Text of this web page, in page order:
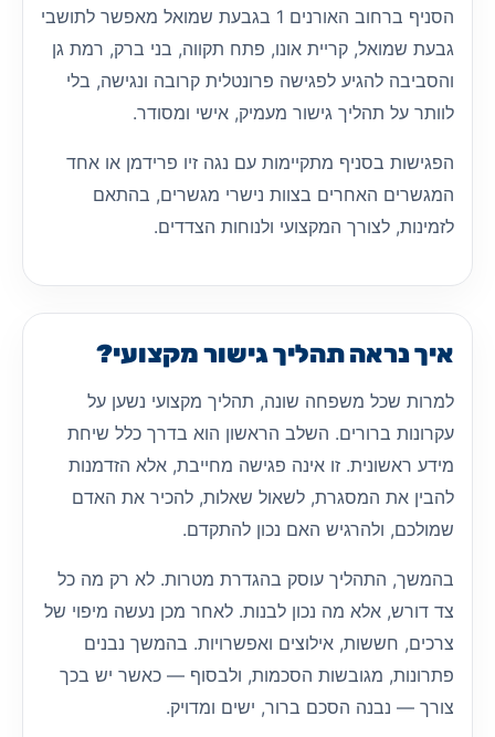
הסניף ברחוב האורנים 1 בגבעת שמואל מאפשר לתושבי
גבעת שמואל, קריית אונו, פתח תקווה, בני ברק, רמת גן
והסביבה להגיע לפגישה פרונטלית קרובה ונגישה, בלי
לוותר על תהליך גישור מעמיק, אישי ומסודר.
הפגישות בסניף מתקיימות עם נגה זיו פרידמן או אחד
המגשרים האחרים בצוות נישרי מגשרים, בהתאם
לזמינות, לצורך המקצועי ולנוחות הצדדים.
איך נראה תהליך גישור מקצועי?
למרות שכל משפחה שונה, תהליך מקצועי נשען על
עקרונות ברורים. השלב הראשון הוא בדרך כלל שיחת
מידע ראשונית. זו אינה פגישה מחייבת, אלא הזדמנות
להבין את המסגרת, לשאול שאלות, להכיר את האדם
שמולכם, ולהרגיש האם נכון להתקדם.
בהמשך, התהליך עוסק בהגדרת מטרות. לא רק מה כל
צד דורש, אלא מה נכון לבנות. לאחר מכן נעשה מיפוי של
צרכים, חששות, אילוצים ואפשרויות. בהמשך נבנים
פתרונות, מגובשות הסכמות, ולבסוף — כאשר יש בכך
צורך — נבנה הסכם ברור, ישים ומדויק.